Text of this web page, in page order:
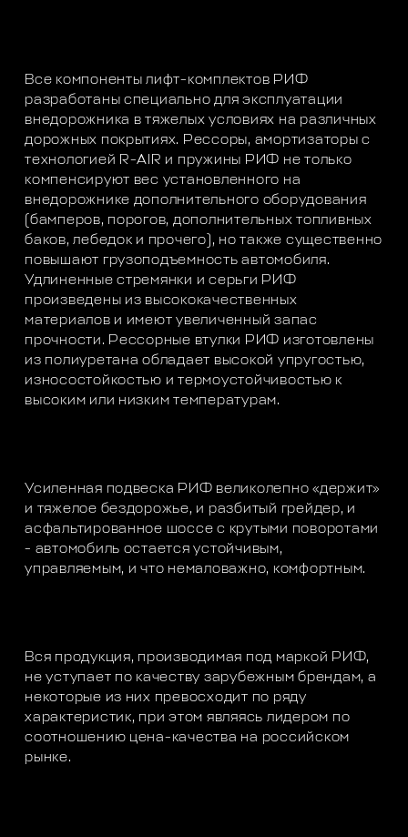
Все компоненты лифт-комплектов РИФ
разработаны специально для эксплуатации
внедорожника в тяжелых условиях на различных
дорожных покрытиях. Рессоры, амортизаторы с
технологией R-AIR и пружины РИФ не только
компенсируют вес установленного на
внедорожнике дополнительного оборудования
(бамперов, порогов, дополнительных топливных
баков, лебедок и прочего), но также существенно
повышают грузоподъемность автомобиля.
Удлиненные стремянки и серьги РИФ
произведены из высококачественных
материалов и имеют увеличенный запас
прочности. Рессорные втулки РИФ изготовлены
из полиуретана обладает высокой упругостью,
износостойкостью и термоустойчивостью к
высоким или низким температурам.
Усиленная подвеска РИФ великолепно «держит»
и тяжелое бездорожье, и разбитый грейдер, и
асфальтированное шоссе с крутыми поворотами
- автомобиль остается устойчивым,
управляемым, и что немаловажно, комфортным.
Вся продукция, производимая под маркой РИФ,
не уступает по качеству зарубежным брендам, а
некоторые из них превосходит по ряду
характеристик, при этом являясь лидером по
соотношению цена-качества на российском
рынке.